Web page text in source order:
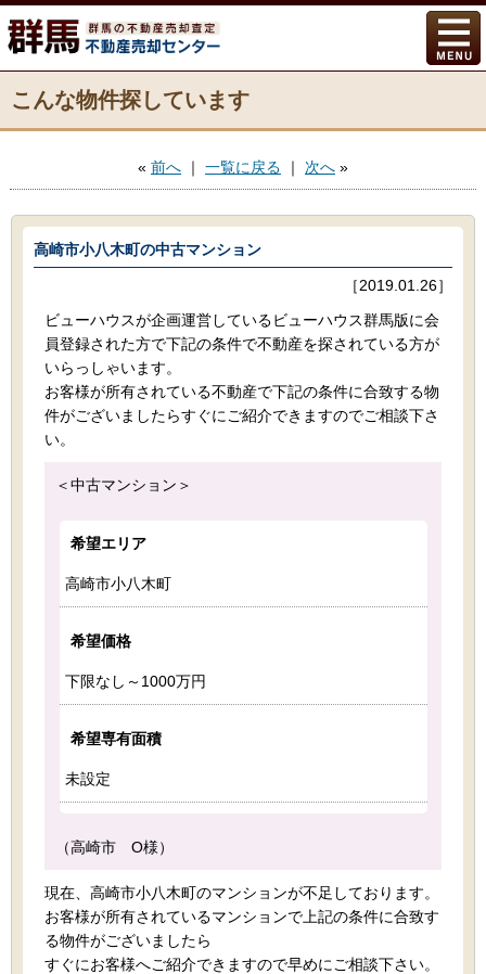
こんな物件探しています
« 前へ ｜ 一覧に戻る ｜ 次へ »
高崎市小八木町の中古マンション
［2019.01.26］
ビューハウスが企画運営しているビューハウス群馬版に会
員登録された方で下記の条件で不動産を探されている方が
いらっしゃいます。
お客様が所有されている不動産で下記の条件に合致する物
件がございましたらすぐにご紹介できますのでご相談下さ
い。
＜中古マンション＞
希望エリア
高崎市小八木町
希望価格
下限なし～1000万円
希望専有面積
未設定
（高崎市 O様）
現在、高崎市小八木町のマンションが不足しております。
お客様が所有されているマンションで上記の条件に合致す
る物件がございましたら
すぐにお客様へご紹介できますので早めにご相談下さい。